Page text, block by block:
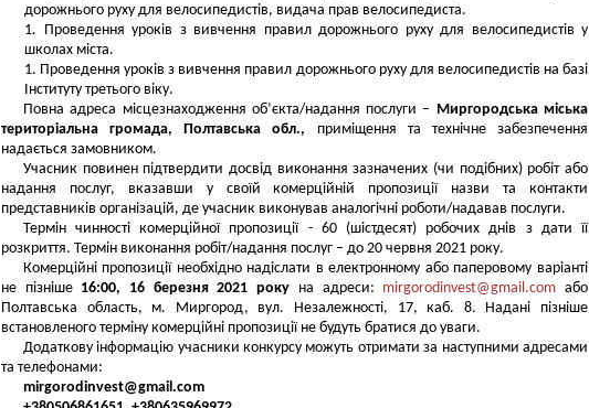
дорожнього руху для велосипедистів, видача прав велосипедиста.
Проведення уроків з вивчення правил дорожнього руху для велосипедистів у
школах міста.
Проведення уроків з вивчення правил дорожнього руху для велосипедистів на базі
Інституту третього віку.
Повна адреса місцезнаходження об’єкта/надання послуги – Миргородська міська
територіальна громада, Полтавська обл., приміщення та технічне забезпечення
надається замовником.
Учасник повинен підтвердити досвід виконання зазначених (чи подібних) робіт або
надання послуг, вказавши у своїй комерційній пропозиції назви та контакти
представників організацій, де учасник виконував аналогічні роботи/надавав послуги.
Термін чинності комерційної пропозиції - 60 (шістдесят) робочих днів з дати її
розкриття. Термін виконання робіт/надання послуг – до 20 червня 2021 року.
Комерційні пропозиції необхідно надіслати в електронному або паперовому варіанті
не пізніше 16:00, 16 березня 2021 року на адреси: mirgorodinvest@gmail.com або
Полтавська область, м. Миргород, вул. Незалежності, 17, каб. 8. Надані пізніше
встановленого терміну комерційні пропозиції не будуть братися до уваги.
Додаткову інформацію учасники конкурсу можуть отримати за наступними адресами
та телефонами:
mirgorodinvest@gmail.com